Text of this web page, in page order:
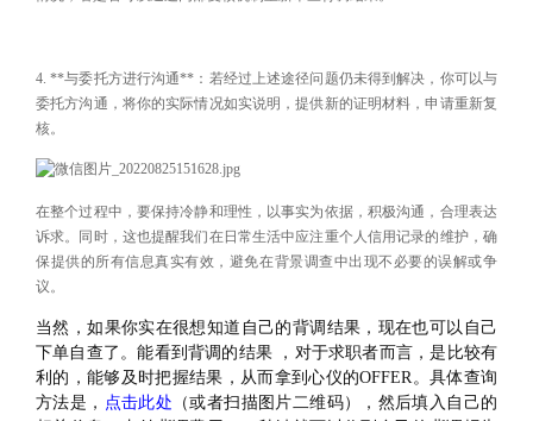
4. **与委托方进行沟通**：若经过上述途径问题仍未得到解决，你可以与
委托方沟通，将你的实际情况如实说明，提供新的证明材料，申请重新复
核。
在整个过程中，要保持冷静和理性，以事实为依据，积极沟通，合理表达
诉求。同时，这也提醒我们在日常生活中应注重个人信用记录的维护，确
保提供的所有信息真实有效，避免在背景调查中出现不必要的误解或争
议。
当然，如果你实在很想知道自己的背调结果，现在也可以自己
下单自查了。能看到背调的结果 ，对于求职者而言，是比较有
利的，能够及时把握结果，从而拿到心仪的OFFER。具体查询
方法是， 点击此处 （或者扫描图片二维码），然后填入自己的